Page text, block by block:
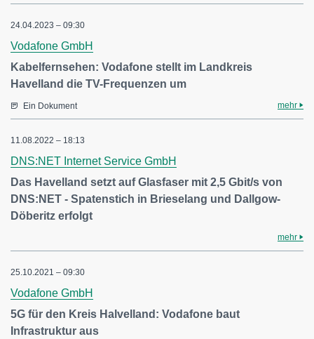
24.04.2023 – 09:30
Vodafone GmbH
Kabelfernsehen: Vodafone stellt im Landkreis
Havelland die TV-Frequenzen um
Ein Dokument mehr
11.08.2022 – 18:13
DNS:NET Internet Service GmbH
Das Havelland setzt auf Glasfaser mit 2,5 Gbit/s von
DNS:NET - Spatenstich in Brieselang und Dallgow-
Döberitz erfolgt
mehr
25.10.2021 – 09:30
Vodafone GmbH
5G für den Kreis Halvelland: Vodafone baut
Infrastruktur aus